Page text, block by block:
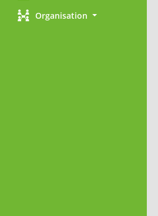
Organisation